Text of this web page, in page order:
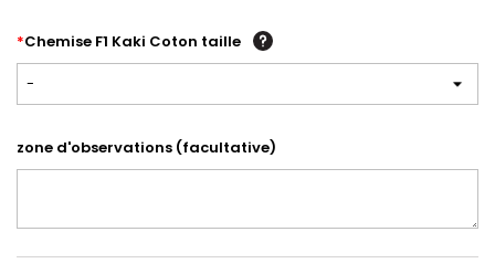
*Chemise F1 Kaki Coton taille
-
zone d'observations (facultative)